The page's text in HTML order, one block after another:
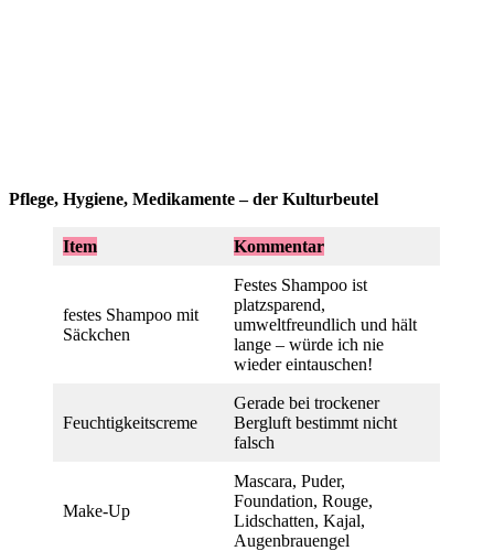
Pflege, Hygiene, Medikamente – der Kulturbeutel
Item Kommentar
festes Shampoo mit
Säckchen
Festes Shampoo ist
platzsparend,
umweltfreundlich und hält
lange – würde ich nie
wieder eintauschen!
Feuchtigkeitscreme
Gerade bei trockener
Bergluft bestimmt nicht
falsch
Make-Up
Mascara, Puder,
Foundation, Rouge,
Lidschatten, Kajal,
Augenbrauengel